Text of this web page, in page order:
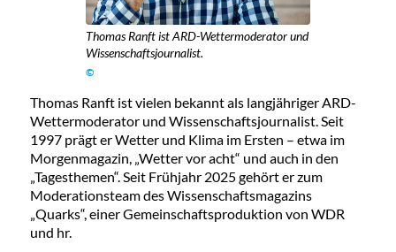
Thomas Ranft ist ARD-Wettermoderator und
Wissenschaftsjournalist.
©
Thomas Ranft ist vielen bekannt als langjähriger ARD-
Wettermoderator und Wissenschaftsjournalist. Seit
1997 prägt er Wetter und Klima im Ersten – etwa im
Morgenmagazin, „Wetter vor acht“ und auch in den
„Tagesthemen“. Seit Frühjahr 2025 gehört er zum
Moderationsteam des Wissenschaftsmagazins
„Quarks“, einer Gemeinschaftsproduktion von WDR
und hr.